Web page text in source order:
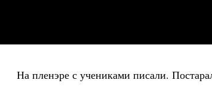
На пленэре с учениками писали.